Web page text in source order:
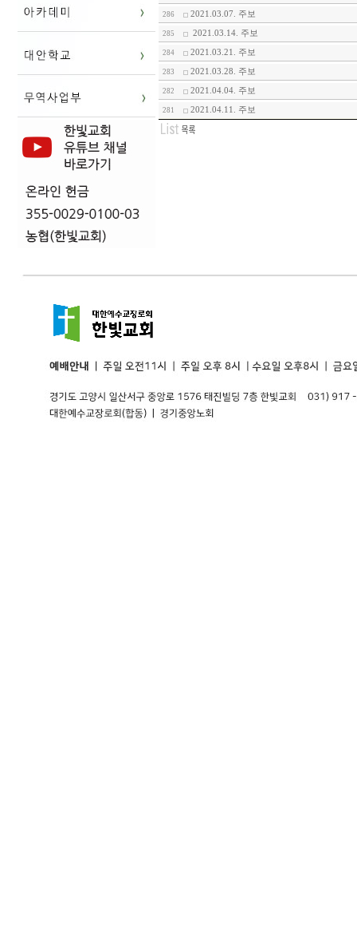
286 2021.03.07. 주보
285 2021.03.14. 주보
284 2021.03.21. 주보
283 2021.03.28. 주보
282 2021.04.04. 주보
281 2021.04.11. 주보